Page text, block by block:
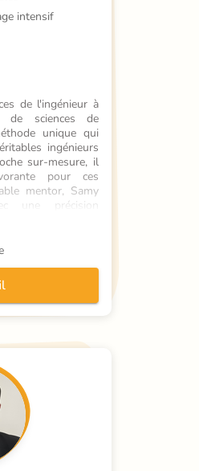
intensif
de l'ingénieur à
de sciences de
unique qui
ingénieurs
sur-mesure, il
pour ces
mentor, Samy
une précision
les subtilités de
sont un voyage